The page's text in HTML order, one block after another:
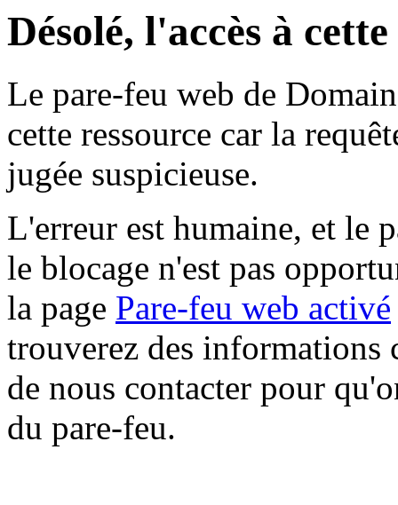
Désolé, l'accès à
Le pare-feu web de
cette ressource car la
jugée suspicieuse.
L'erreur est humaine, et le
le blocage n'est pas
la page Pare-feu web activé
trouverez des informations
de nous contacter pour
du pare-feu.